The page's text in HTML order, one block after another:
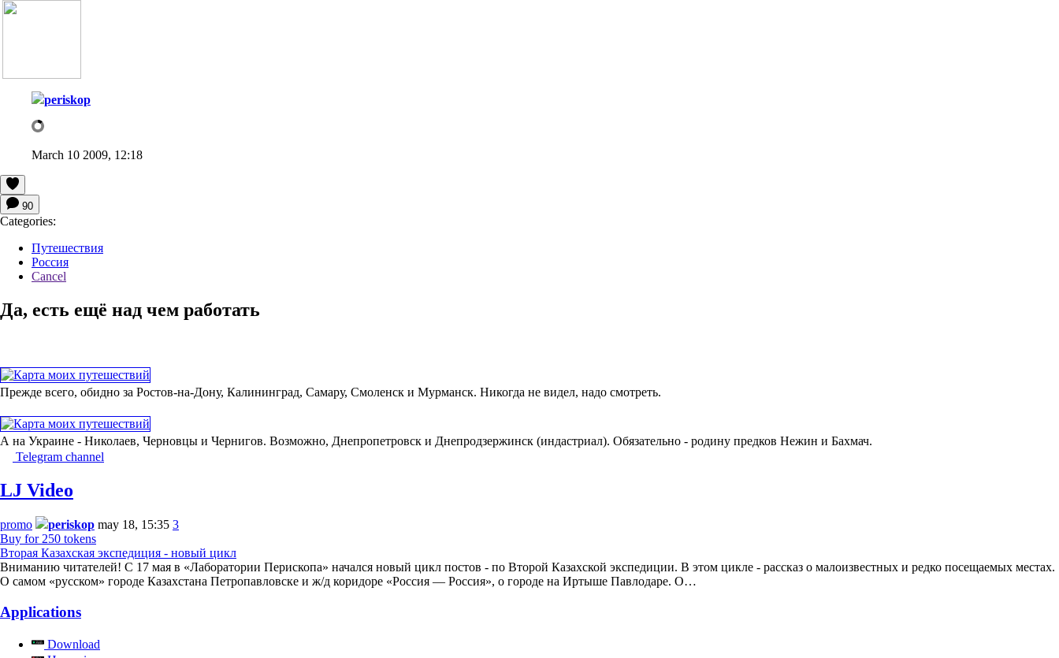
periskop
March 10 2009, 12:18
90
Categories:
Путешествия
Россия
Cancel
Да, есть ещё над чем работать
Прежде всего, обидно за Ростов-на-Дону, Калининград, Самару, Смоленск и Мурманск. Никогда не видел, надо смотреть.
А на Украине - Николаев, Черновцы и Чернигов. Возможно, Днепропетровск и Днепродзержинск (индастриал). Обязательно - родину предков Нежин и Бахмач.
Telegram channel
LJ Video
promo periskop may 18, 15:35 3
Buy for 250 tokens
Вторая Казахская экспедиция - новый цикл
Вниманию читателей! С 17 мая в «Лаборатории Перископа» начался новый цикл постов - по Второй Казахской экспедиции. В этом цикле - рассказ о малоизвестных и редко посещаемых местах.
О самом «русском» городе Казахстана Петропавловске и ж/д коридоре «Россия — Россия», о городе на Иртыше Павлодаре. О…
Applications
Download